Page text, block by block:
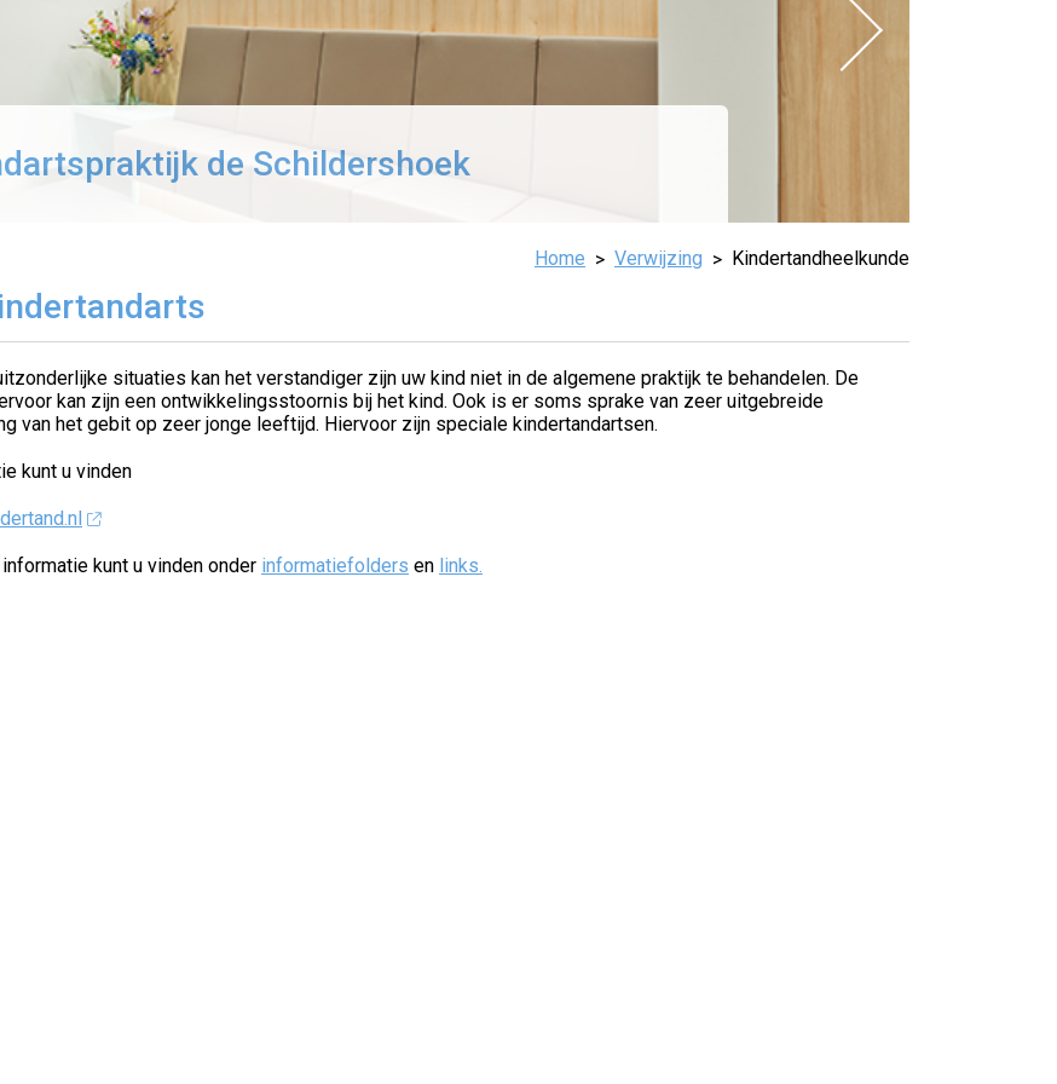
de Schildershoek
Home Verwijzing Kindertandheelkunde
situaties kan het verstandiger zijn uw kind niet in de algemene praktijk te behandelen. De
kan zijn een ontwikkelingsstoornis bij het kind. Ook is er soms sprake van zeer uitgebreide
van het gebit op zeer jonge leeftijd. Hiervoor zijn speciale kindertandartsen.
kunt u vinden
kunt u vinden onder informatiefolders en links.